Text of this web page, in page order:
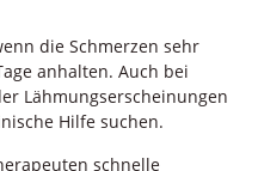
die Schmerzen sehr
anhalten. Auch bei
Lähmungserscheinungen
Hilfe suchen.
schnelle